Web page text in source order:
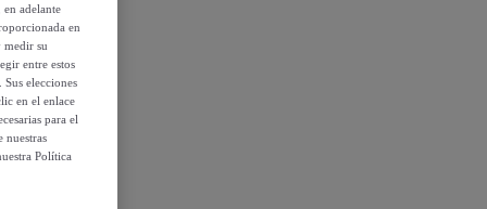
adelante
en
medir su
entre estos
elecciones
en el enlace
para el
nuestras
Política